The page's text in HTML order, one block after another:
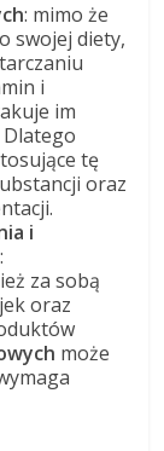
: mimo że
swojej diety,
i
im
Dlatego
tę
oraz
i
:
za sobą
oraz
może